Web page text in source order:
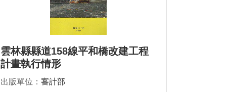
雲林縣縣道158線平和橋改建工程
計畫執行情形
出版單位： 審計部